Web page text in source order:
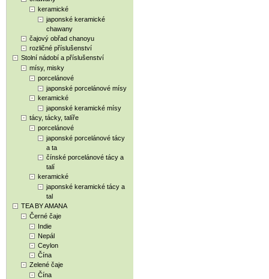
keramické
japonské keramické
chawany
čajový obřad chanoyu
rozličné příslušenství
Stolní nádobí a příslušenství
mísy, misky
porcelánové
japonské porcelánové mísy
keramické
japonské keramické mísy
tácy, tácky, talíře
porcelánové
japonské porcelánové tácy
a ta
čínské porcelánové tácy a
talí
keramické
japonské keramické tácy a
tal
TEA BY AMANA
Černé čaje
Indie
Nepál
Ceylon
Čína
Zelené čaje
Čína